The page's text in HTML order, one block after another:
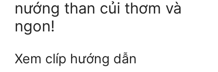
nướng than củi thơm và
ngon!
Xem clíp hướng dẫn